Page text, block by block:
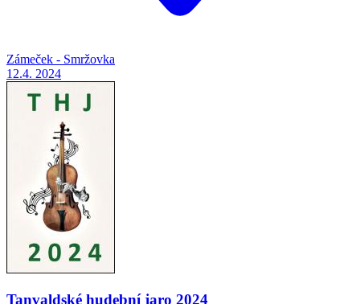
Zámeček - Smržovka
12.4. 2024
Tanvaldské hudební jaro 2024